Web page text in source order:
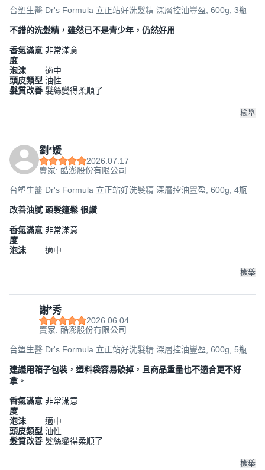
台塑生醫 Dr's Formula 立正站好洗髮精 深層控油豐盈, 600g, 3瓶
不錯的洗髮精，雖然已不是青少年，仍然好用
香氣滿意
度
非常滿意
泡沫
適中
頭皮類型 油性
髮質改善 髮絲變得柔順了
檢舉
劉*媛
2026.07.17
賣家: 酷澎股份有限公司
台塑生醫 Dr's Formula 立正站好洗髮精 深層控油豐盈, 600g, 4瓶
改善油膩 頭髮篷鬆 很讚
香氣滿意
度
非常滿意
泡沫 適中
檢舉
謝*秀
2026.06.04
賣家: 酷澎股份有限公司
台塑生醫 Dr's Formula 立正站好洗髮精 深層控油豐盈, 600g, 5瓶
建議用箱子包裝，塑料袋容易破掉，且商品重量也不適合更不好
拿。
香氣滿意
度
非常滿意
泡沫
適中
頭皮類型 油性
髮質改善 髮絲變得柔順了
檢舉